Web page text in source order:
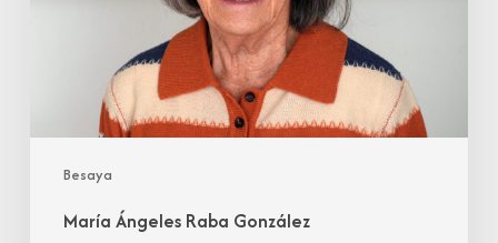
Besaya
María Ángeles Raba González